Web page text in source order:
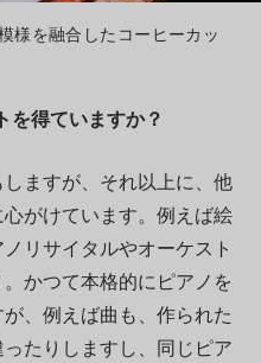
様を融合したコーヒーカッ
得ていますか？
ますが、それ以上に、他
がけています。例えば絵
リサイタルやオーケスト
かつて本格的にピアノを
、例えば曲も、作られた
たりしますし、同じピア